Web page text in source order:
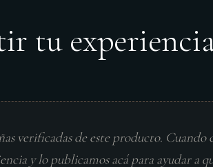
tu
verificadas de este producto. Cuando
y lo publicamos acá para ayudar a